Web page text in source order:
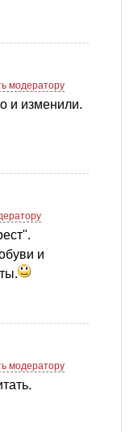
модератору
и изменили.
и
модератору